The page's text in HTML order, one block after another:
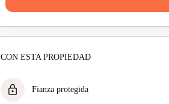
CON ESTA PROPIEDAD
lock Fianza protegida